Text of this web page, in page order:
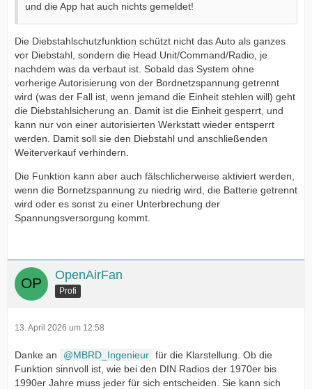
und die App hat auch nichts gemeldet!
Die Diebstahlschutzfunktion schützt nicht das Auto als ganzes
vor Diebstahl, sondern die Head Unit/Command/Radio, je
nachdem was da verbaut ist. Sobald das System ohne
vorherige Autorisierung von der Bordnetzspannung getrennt
wird (was der Fall ist, wenn jemand die Einheit stehlen will) geht
die Diebstahlsicherung an. Damit ist die Einheit gesperrt, und
kann nur von einer autorisierten Werkstatt wieder entsperrt
werden. Damit soll sie den Diebstahl und anschließenden
Weiterverkauf verhindern.
Die Funktion kann aber auch fälschlicherweise aktiviert werden,
wenn die Bornetzspannung zu niedrig wird, die Batterie getrennt
wird oder es sonst zu einer Unterbrechung der
Spannungsversorgung kommt.
OpenAirFan
Profi
13. April 2026 um 12:58
Danke an MBRD_Ingenieur für die Klarstellung. Ob die
Funktion sinnvoll ist, wie bei den DIN Radios der 1970er bis
1990er Jahre muss jeder für sich entscheiden. Sie kann sich